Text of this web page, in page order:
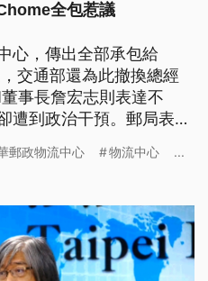
全包惹議
心，傳出全部承包給
交通部還為此撤換總經
事長詹宏志則表達不
遭到政治干預。郵局表
推動跨境電商產業，近日
廠商，更懷疑交通部為此
進
郵政物流中心 物流中心 ...